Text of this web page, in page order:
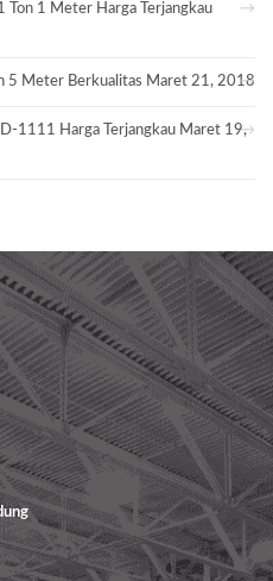
Ton 1 Meter Harga Terjangkau
5 Meter Berkualitas Maret 21, 2018
1111 Harga Terjangkau Maret 19,